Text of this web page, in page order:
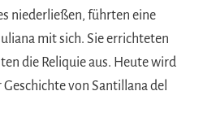
niederließen, führten eine
mit sich. Sie errichteten
die Reliquie aus. Heute wird
von Santillana del